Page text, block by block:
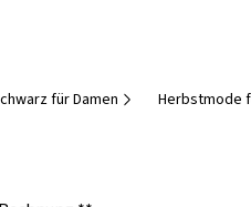
für Damen Herbstmode